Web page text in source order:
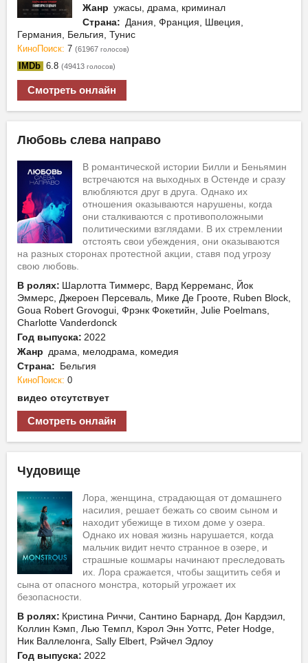
Жанр ужасы, драма, криминал
Страна: Дания, Франция, Швеция,
Германия, Бельгия, Тунис
КиноПоиск: 7 (61967 голосов)
IMDb 6.8 (49413 голосов)
Смотреть онлайн
Любовь слева направо
В романтической истории Билли и Беньямин
встречаются на выходных в Остенде и сразу
влюбляются друг в друга. Однако их
отношения оказываются нарушены, когда
они сталкиваются с противоположными
политическими взглядами. В их стремлении
отстоять свои убеждения, они оказываются
на разных сторонах протестной акции, ставя под угрозу
свою любовь.
В ролях: Шарлотта Тиммерс, Вард Керреманс, Йок
Эммерс, Джероен Персеваль, Мике Де Грооте, Ruben Block,
Goua Robert Grovogui, Фрэнк Фокетийн, Julie Poelmans,
Charlotte Vanderdonck
Год выпуска: 2022
Жанр драма, мелодрама, комедия
Страна: Бельгия
КиноПоиск: 0
видео отсутствует
Смотреть онлайн
Чудовище
Лора, женщина, страдающая от домашнего
насилия, решает бежать со своим сыном и
находит убежище в тихом доме у озера.
Однако их новая жизнь нарушается, когда
мальчик видит нечто странное в озере, и
страшные кошмары начинают преследовать
их. Лора сражается, чтобы защитить себя и
сына от опасного монстра, который угрожает их
безопасности.
В ролях: Кристина Риччи, Сантино Барнард, Дон Кардэил,
Коллин Кэмп, Лью Темпл, Кэрол Энн Уоттс, Peter Hodge,
Ник Валлелонга, Sally Elbert, Рэйчел Эдлоу
Год выпуска: 2022